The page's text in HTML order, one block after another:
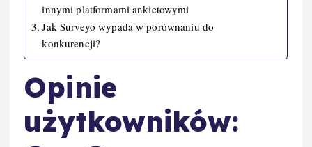
innymi platformami ankietowymi
Jak Surveyo wypada w porównaniu do
konkurencji?
Opinie
użytkowników: